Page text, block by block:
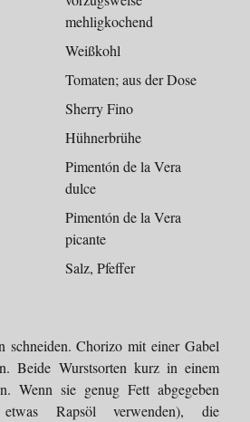
mehligkochend
Weißkohl
Tomaten; aus der Dose
Sherry Fino
Hühnerbrühe
Pimentón de la Vera
dulce
Pimentón de la Vera
picante
Salz, Pfeffer
schneiden. Chorizo mit einer Gabel
Beide Wurstsorten kurz in einem
Wenn sie genug Fett abgegeben
etwas Rapsöl verwenden), die